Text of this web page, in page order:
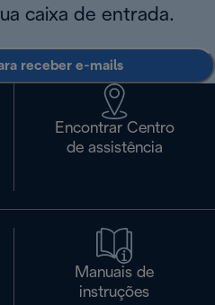
caixa de entrada.
receber e-mails
Encontrar Centro
de assistência
Manuais de
instruções